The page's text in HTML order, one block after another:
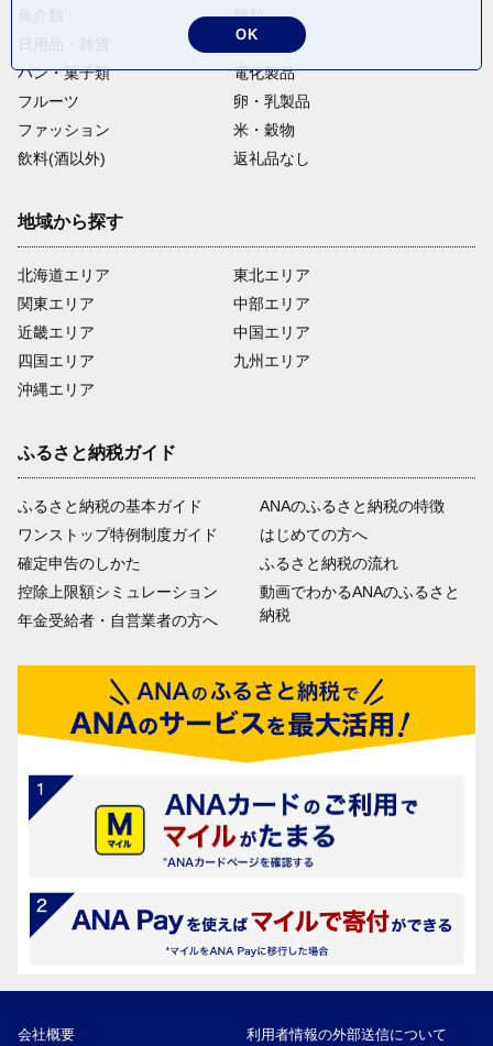
麺類
野菜
パン・菓子類
電化製品
フルーツ
卵・乳製品
ファッション
米・穀物
飲料(酒以外)
返礼品なし
地域から探す
北海道エリア
関東エリア
近畿エリア
四国エリア
沖縄エリア
東北エリア
中部エリア
中国エリア
九州エリア
ふるさと納税ガイド
ふるさと納税の基本ガイド
ワンストップ特例制度ガイド
確定申告のしかた
控除上限額シミュレーション
年金受給者・自営業者の方へ
ANAのふるさと納税の特徴
はじめての方へ
ふるさと納税の流れ
動画でわかるANAのふるさと
納税
会社概要 利用者情報の外部送信について
OK